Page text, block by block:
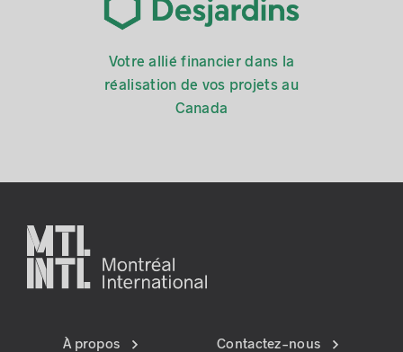
Votre allié financier dans la
réalisation de vos projets au
Canada
À propos Contactez-nous